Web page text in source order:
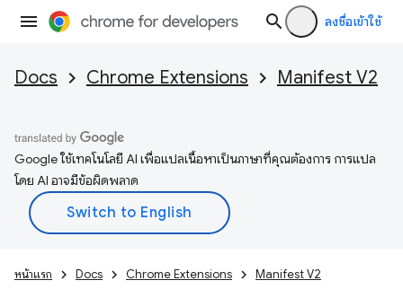
ลงชื่อเข้าใช้
Docs Chrome Extensions Manifest V2
Google ใช้เทคโนโลยี AI เพื่อแปลเนื้อหาเป็นภาษาที่คุณต้องการ การแปล
โดย AI อาจมีข้อผิดพลาด
หน้าแรก Docs Chrome Extensions Manifest V2